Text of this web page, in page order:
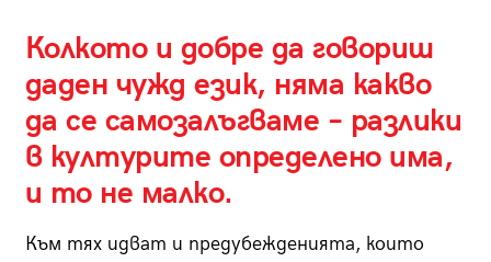
Колкото и добре да говориш
даден чужд език, няма какво
да се самозалъгваме – разлики
в културите определено има,
и то не малко.
Към тях идват и предубежденията, които